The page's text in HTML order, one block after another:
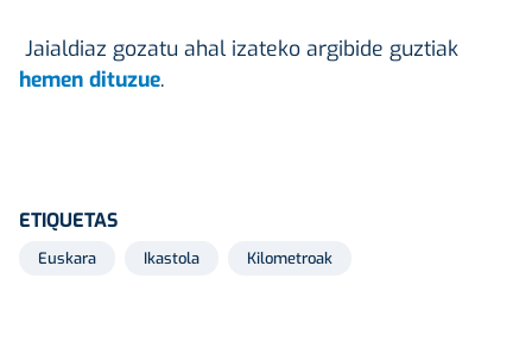
Jaialdiaz gozatu ahal izateko argibide guztiak
hemen dituzue.
ETIQUETAS
Euskara Ikastola Kilometroak